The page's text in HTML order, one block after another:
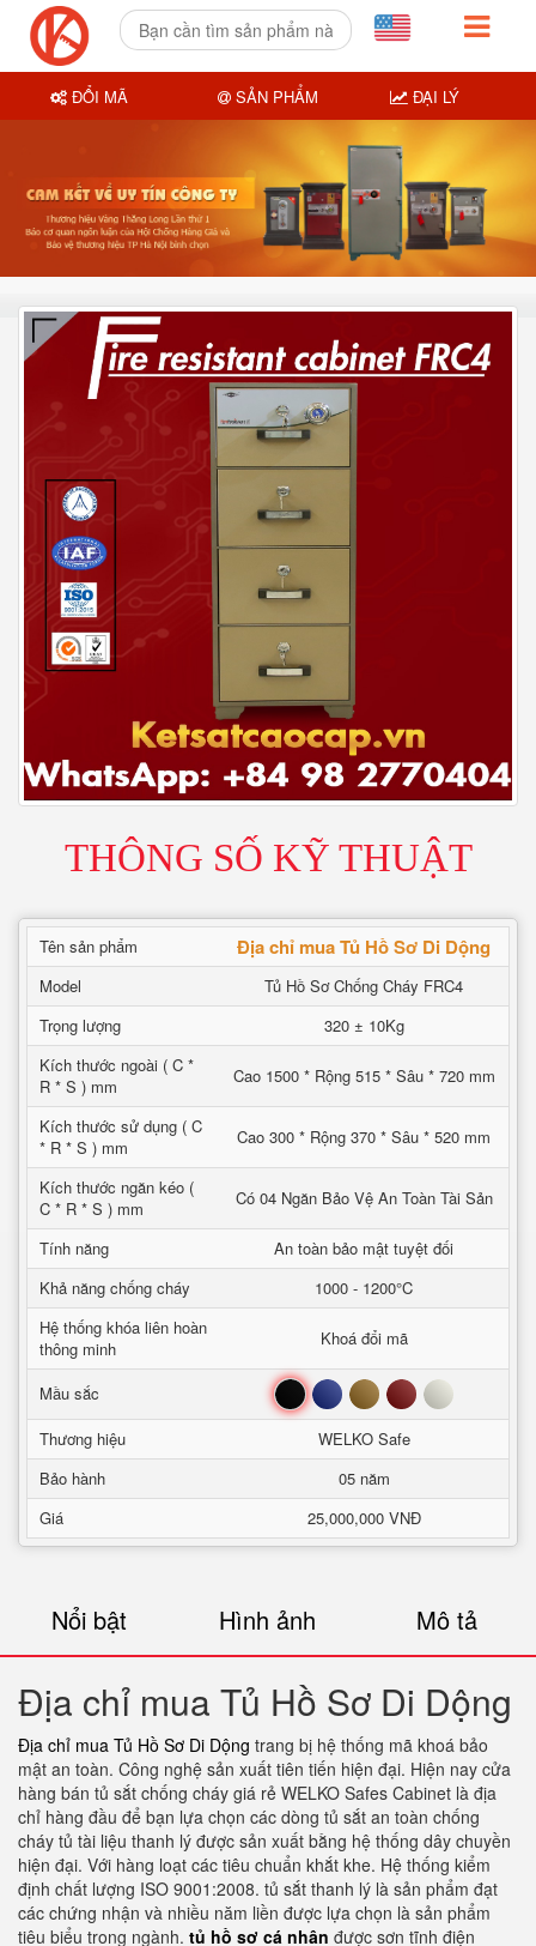
THÔNG SỐ KỸ THUẬT
Tên sản phẩm Địa chỉ mua Tủ Hồ Sơ Di Dộng
Model
Tủ Hồ Sơ Chống Cháy FRC4
Trọng lượng
320 ± 10Kg
Kích thước ngoài ( C *
R * S ) mm
Cao 1500 * Rộng 515 * Sâu * 720 mm
Kích thước sử dụng ( C
* R * S ) mm
Cao 300 * Rộng 370 * Sâu * 520 mm
Kích thước ngăn kéo (
C * R * S ) mm
Có 04 Ngăn Bảo Vệ An Toàn Tài Sản
Tính năng
An toàn bảo mật tuyệt đối
Khả năng chống cháy
1000 - 1200°C
Hệ thống khóa liên hoàn
thông minh
Khoá đổi mã
Mầu sắc Đen Xanh Nâu Đỏ Trắng
Thương hiệu
WELKO Safe
Bảo hành
05 năm
Giá
25,000,000 VNĐ
Nổi bật Hình ảnh Mô tả
Địa chỉ mua Tủ Hồ Sơ Di Dộng
Địa chỉ mua Tủ Hồ Sơ Di Dộng trang bị hệ thống mã khoá bảo
mật an toàn. Công nghệ sản xuất tiên tiến hiện đại. Hiện nay cửa
hàng bán tủ sắt chống cháy giá rẻ WELKO Safes Cabinet là địa
chỉ hàng đầu để bạn lựa chọn các dòng tủ sắt an toàn chống
cháy tủ tài liệu thanh lý được sản xuất bằng hệ thống dây chuyền
hiện đại. Với hàng loạt các tiêu chuẩn khắt khe. Hệ thống kiểm
định chất lượng ISO 9001:2008. tủ sắt thanh lý là sản phẩm đạt
các chứng nhận và nhiều năm liền được lựa chọn là sản phẩm
tiêu biểu trong ngành. tủ hồ sơ cá nhân được sơn tĩnh điện
ĐỔI MÃ SẢN PHẨM ĐẠI LÝ